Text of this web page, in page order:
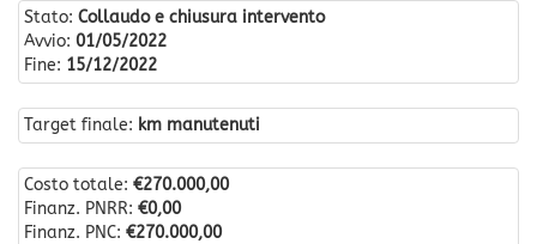
Stato: Collaudo e chiusura intervento
Avvio: 01/05/2022
Fine: 15/12/2022
Target finale: km manutenuti
Costo totale: €270.000,00
Finanz. PNRR: €0,00
Finanz. PNC: €270.000,00